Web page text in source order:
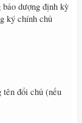
dượng định kỳ
ký chính chủ
tên đổi chủ (nếu